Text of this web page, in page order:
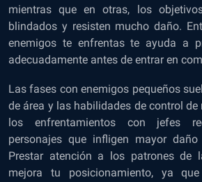
mientras que en otras, los
blindados y resisten mucho daño.
enemigos te enfrentas te ayuda a
adecuadamente antes de entrar en
Las fases con enemigos pequeños
de área y las habilidades de control
los enfrentamientos con jefes
personajes que infligen mayor
Prestar atención a los patrones de
mejora tu posicionamiento, ya